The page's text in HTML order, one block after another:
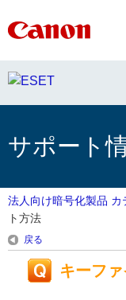
サポート
法人向け暗号化製品 カ
ト方法
戻る
キーフ